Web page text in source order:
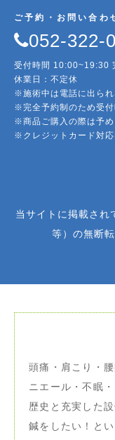
ご予約・お問い合わ
052-322-
受付時間 10:00~19:30
休業日：不定休
※施術中は電話に出ら
※完全予約制のため受
※商品ご購入の際は予
※クレジットカード対
当サイトに掲載され
等）の無断
頭痛・肩こり・
ニエール・不眠
歴史と充実した
鍼をしたい！と